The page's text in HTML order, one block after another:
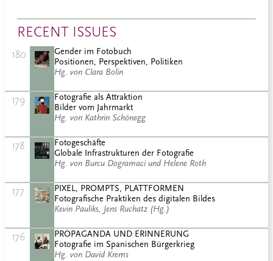
RECENT ISSUES
180
Gender im Fotobuch
Positionen, Perspektiven, Politiken
Hg. von Clara Bolin
179
Fotografie als Attraktion
Bilder vom Jahrmarkt
Hg. von Kathrin Schönegg
178
Fotogeschäfte
Globale Infrastrukturen der Fotografie
Hg. von Burcu Dogramaci und Helene Roth
177
PIXEL, PROMPTS, PLATTFORMEN
Fotografische Praktiken des digitalen Bildes
Kevin Pauliks, Jens Ruchatz (Hg.)
176
PROPAGANDA UND ERINNERUNG
Fotografie im Spanischen Bürgerkrieg
Hg. von David Krems